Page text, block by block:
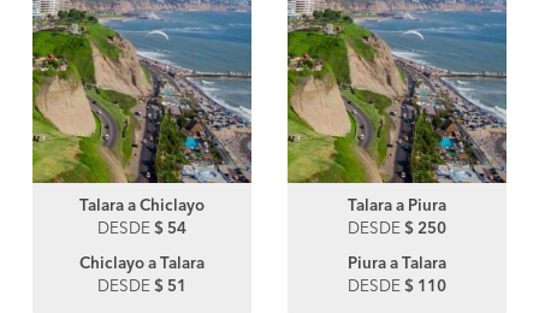
Talara a Chiclayo
DESDE $ 54
Chiclayo a Talara
DESDE $ 51
Talara a Piura
DESDE $ 250
Piura a Talara
DESDE $ 110